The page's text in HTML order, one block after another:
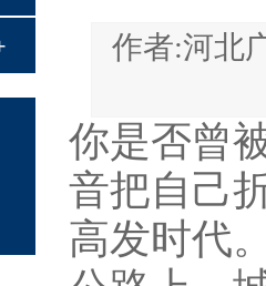
作者:河北
你是否曾
音把自己
高发时代